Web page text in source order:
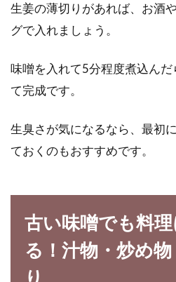
生姜の薄切りがあれば、お酒
グで入れましょう。
味噌を入れて5分程度煮込ん
て完成です。
生臭さが気になるなら、最初
ておくのもおすすめです。
古い味噌でも料
る！汁物・炒め
り